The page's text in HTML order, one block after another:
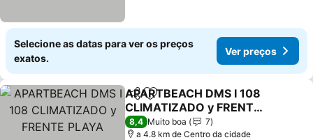
Selecione as datas para ver os preços
exatos.
Ver preços
PartilharAdicionar aos favoritos
APARTBEACH DMS I 108
CLIMATIZADO y FRENTE
PLAYA
Ver preços
8,4 Muito boa
7
a 4.8 km de Centro da cidade